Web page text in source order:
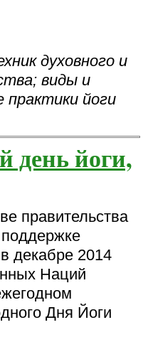
духовного и
виды и
йоги
день йоги,
правительства
декабре 2014
Наций
Дня Йоги